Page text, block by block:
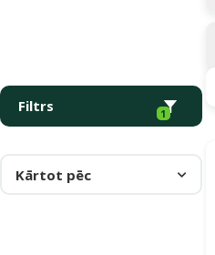
Filtrs 1
Kārtot pēc